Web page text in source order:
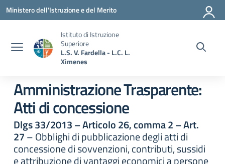
Vai ai contenuti
Vai al menu di navigazione
Vai al footer
Ministero dell'Istruzione e del Merito
Istituto di Istruzione
Superiore
L.S. V. Fardella - L.C. L.
Ximenes
Amministrazione Trasparente:
Atti di concessione
Dlgs 33/2013 – Articolo 26, comma 2 – Art.
27– Obblighi di pubblicazione degli atti di
concessione di sovvenzioni, contributi, sussidi
e attribuzione di vantaggi economici a persone